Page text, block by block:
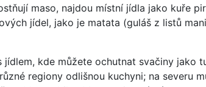
maso, najdou místní jídla jako kuře
jídel, jako je matata (guláš z listů
kde můžete ochutnat svačiny jako
regiony odlišnou kuchyni; na severu